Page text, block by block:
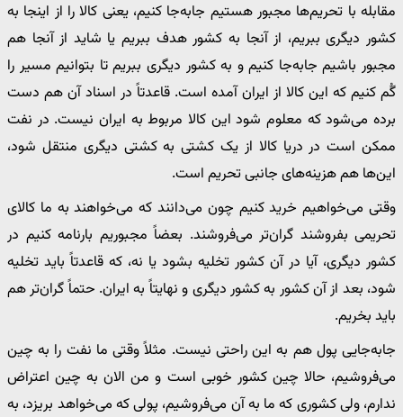
مقابله با تحریم‌ها مجبور هستیم جابه‌جا کنیم، یعنی کالا را از اینجا به
کشور دیگری ببریم، از آنجا به کشور هدف ببریم یا شاید از آنجا هم
مجبور باشیم جابه‌جا کنیم و به کشور دیگری ببریم تا بتوانیم مسیر را
گُم کنیم که این کالا از ایران آمده است. قاعدتاً در اسناد آن هم دست
برده می‌شود که معلوم شود این کالا مربوط به ایران نیست. در نفت
ممکن است در دریا کالا از یک کشتی به کشتی دیگری منتقل شود،
این‌ها هم هزینه‌های جانبی تحریم است.
وقتی می‌خواهیم خرید کنیم چون می‌دانند که می‌خواهند به ما کالای
تحریمی بفروشند گران‌تر می‌فروشند. بعضاً مجبوریم بارنامه کنیم در
کشور دیگری، آیا در آن کشور تخلیه بشود یا نه، که قاعدتاً باید تخلیه
شود، بعد از آن کشور به کشور دیگری و نهایتاً به ایران. حتماً گران‌تر هم
باید بخریم.
جابه‌جایی پول هم به این راحتی نیست. مثلاً وقتی ما نفت را به چین
می‌فروشیم، حالا چین کشور خوبی است و من الان به چین اعتراض
ندارم، ولی کشوری که ما به آن می‌فروشیم، پولی که می‌خواهد بریزد، به